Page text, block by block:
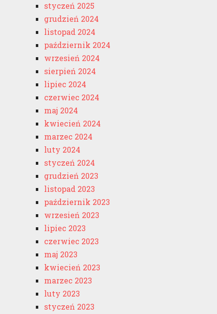
styczeń 2025
grudzień 2024
listopad 2024
październik 2024
wrzesień 2024
sierpień 2024
lipiec 2024
czerwiec 2024
maj 2024
kwiecień 2024
marzec 2024
luty 2024
styczeń 2024
grudzień 2023
listopad 2023
październik 2023
wrzesień 2023
lipiec 2023
czerwiec 2023
maj 2023
kwiecień 2023
marzec 2023
luty 2023
styczeń 2023